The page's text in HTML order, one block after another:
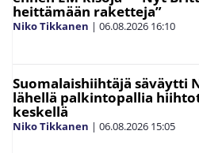
heittämään raketteja”
Niko Tikkanen | 06.08.2026 16:10
Suomalaishiihtäjä säväytti
lähellä palkintopallia
keskellä
Niko Tikkanen | 06.08.2026 15:05